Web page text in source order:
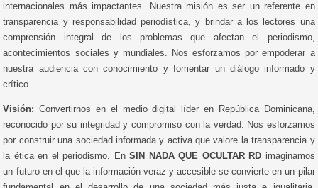
internacionales más impactantes. Nuestra misión es ser un referente en
transparencia y responsabilidad periodística, y brindar a los lectores una
comprensión integral de los problemas que afectan el periodismo,
acontecimientos sociales y mundiales. Nos esforzamos por empoderar a
nuestra audiencia con conocimiento y fomentar un diálogo informado y
crítico.
Visión: Convertirnos en el medio digital líder en República Dominicana,
reconocido por su integridad y compromiso con la verdad. Nos esforzamos
por construir una sociedad informada y activa que valore la transparencia y
la ética en el periodismo. EnSIN NADA QUE OCULTAR RD imaginamos
un futuro en el que la información veraz y accesible se convierte en un pilar